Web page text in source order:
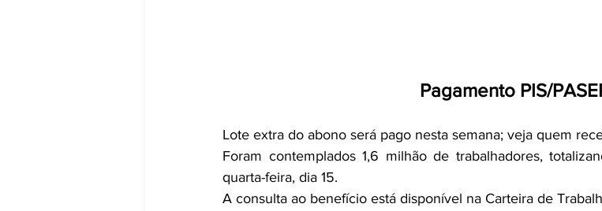
Pagamento PIS/
Lote extra do abono será pago nesta semana; veja quem
Foram contemplados 1,6 milhão de trabalhadores,
quarta-feira, dia 15.
A consulta ao benefício está disponível na Carteira de